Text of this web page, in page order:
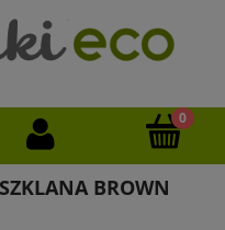
BROWN